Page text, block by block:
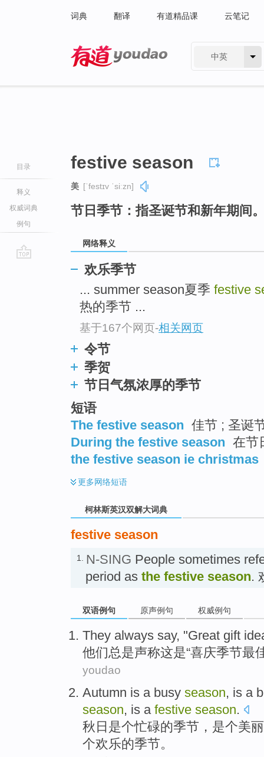
词典 翻译 有道精品课 云笔记
中英
目录
释义
权威词典
例句
festive season
美 [ˈfestɪv ˈsiːzn]
节日季节：指圣诞节和新年期间
网络释义
欢乐季节
... summer season夏季 festive
热的季节 ...
基于167个网页-相关网页
令节
季贺
节日气氛浓厚的季节
短语
The festive season 佳节 ; 圣诞
During the festive season 在节
the festive season ie christmas
更多网络短语
柯林斯英汉双解大词典
festive season
1. N-SING People sometimes
period as the festive season.
双语例句 原声例句 权威例句
They always say, "Great gift
他们总是声称这是“喜庆季节最
youdao
Autumn is a busy season, is a
season, is a festive season.
秋日 是个忙碌的季节 ，是个美
个欢乐的季节。